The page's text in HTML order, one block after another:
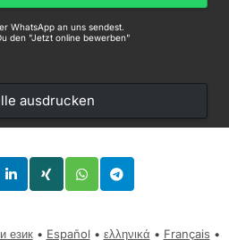
WhatsApp an uns sendest.
den "Jetzt online bewerben"
ausdrucken
език • Español • ελληνικά • Français •